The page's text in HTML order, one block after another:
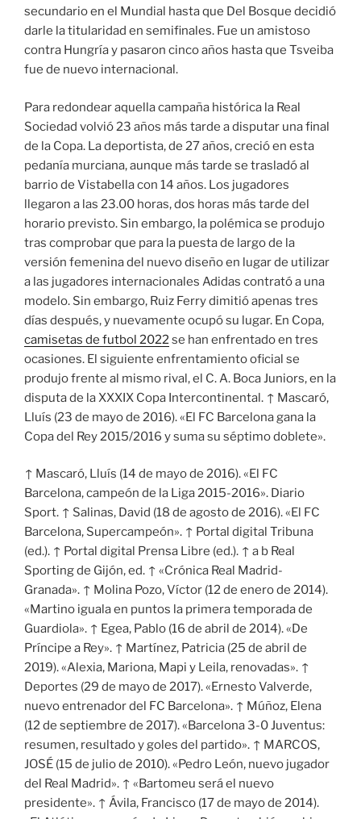
secundario en el Mundial hasta que Del Bosque decidió
darle la titularidad en semifinales. Fue un amistoso
contra Hungría y pasaron cinco años hasta que Tsveiba
fue de nuevo internacional.
Para redondear aquella campaña histórica la Real
Sociedad volvió 23 años más tarde a disputar una final
de la Copa. La deportista, de 27 años, creció en esta
pedanía murciana, aunque más tarde se trasladó al
barrio de Vistabella con 14 años. Los jugadores
llegaron a las 23.00 horas, dos horas más tarde del
horario previsto. Sin embargo, la polémica se produjo
tras comprobar que para la puesta de largo de la
versión femenina del nuevo diseño en lugar de utilizar
a las jugadores internacionales Adidas contrató a una
modelo. Sin embargo, Ruiz Ferry dimitió apenas tres
días después, y nuevamente ocupó su lugar. En Copa,
camisetas de futbol 2022 se han enfrentado en tres
ocasiones. El siguiente enfrentamiento oficial se
produjo frente al mismo rival, el C. A. Boca Juniors, en la
disputa de la XXXIX Copa Intercontinental. ↑ Mascaró,
Lluís (23 de mayo de 2016). «El FC Barcelona gana la
Copa del Rey 2015/2016 y suma su séptimo doblete».
↑ Mascaró, Lluís (14 de mayo de 2016). «El FC
Barcelona, campeón de la Liga 2015-2016». Diario
Sport. ↑ Salinas, David (18 de agosto de 2016). «El FC
Barcelona, Supercampeón». ↑ Portal digital Tribuna
(ed.). ↑ Portal digital Prensa Libre (ed.). ↑ a b Real
Sporting de Gijón, ed. ↑ «Crónica Real Madrid-
Granada». ↑ Molina Pozo, Víctor (12 de enero de 2014).
«Martino iguala en puntos la primera temporada de
Guardiola». ↑ Egea, Pablo (16 de abril de 2014). «De
Príncipe a Rey». ↑ Martínez, Patricia (25 de abril de
2019). «Alexia, Mariona, Mapi y Leila, renovadas». ↑
Deportes (29 de mayo de 2017). «Ernesto Valverde,
nuevo entrenador del FC Barcelona». ↑ Múñoz, Elena
(12 de septiembre de 2017). «Barcelona 3-0 Juventus:
resumen, resultado y goles del partido». ↑ MARCOS,
JOSÉ (15 de julio de 2010). «Pedro León, nuevo jugador
del Real Madrid». ↑ «Bartomeu será el nuevo
presidente». ↑ Ávila, Francisco (17 de mayo de 2014).